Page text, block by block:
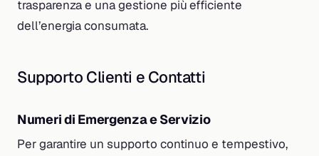
trasparenza e una gestione più efficiente
dell’energia consumata.
Supporto Clienti e Contatti
Numeri di Emergenza e Servizio
Per garantire un supporto continuo e tempestivo,